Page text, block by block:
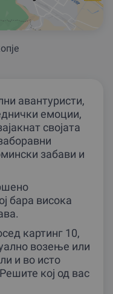
авантуристи,
емоции,
својата
забави и
бара висока
картинг 10,
возење или
и во исто
коj од вас